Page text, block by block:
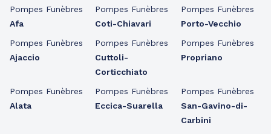
Pompes Funèbres
Afa
Pompes Funèbres
Ajaccio
Pompes Funèbres
Alata
Pompes Funèbres
Coti-Chiavari
Pompes Funèbres
Cuttoli-
Corticchiato
Pompes Funèbres
Eccica-Suarella
Pompes Funèbres
Porto-Vecchio
Pompes Funèbres
Propriano
Pompes Funèbres
San-Gavino-di-
Carbini